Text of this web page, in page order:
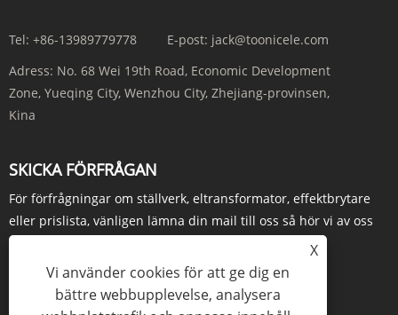
Tel: +86-13989779778 E-post: jack@toonicele.com
Adress: No. 68 Wei 19th Road, Economic Development
Zone, Yueqing City, Wenzhou City, Zhejiang-provinsen,
Kina
SKICKA FÖRFRÅGAN
För förfrågningar om ställverk, eltransformator, effektbrytare
eller prislista, vänligen lämna din mail till oss så hör vi av oss
inom 24 timmar.
FÖRFRÅGAN NU
X
Vi använder cookies för att ge dig en
bättre webbupplevelse, analysera